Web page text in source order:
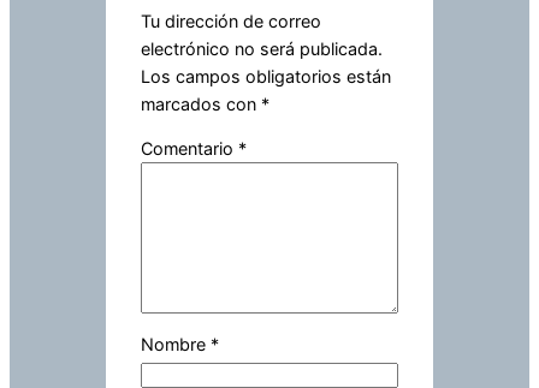
Tu dirección de correo
electrónico no será publicada.
Los campos obligatorios están
marcados con *
Comentario *
Nombre *